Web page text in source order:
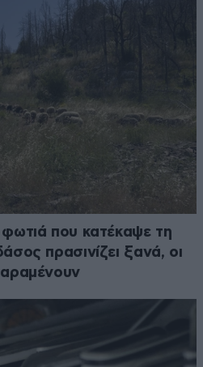
που κατέκαψε τη
πρασινίζει ξανά, οι